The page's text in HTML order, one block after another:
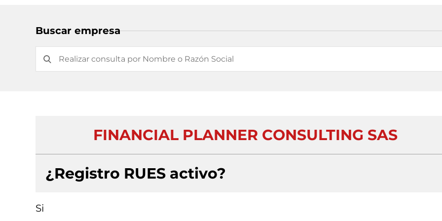
Buscar empresa
FINANCIAL PLANNER CONSULTING SAS
¿Registro RUES activo?
Si